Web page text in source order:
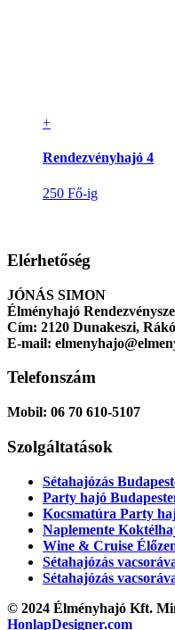
+
Rendezvényhajó 4
250 Fő-ig
Elérhetőség
JÓNÁS SIMON
Élményhajó
Cím: 2120 Dunakeszi,
E-mail:
Telefonszám
Mobil: 06 70 610-5107
Szolgáltatások
Sétahajózás
Party hajó
Kocsmatúra Party
Naplemente
Wine & Cruise
Sétahajózás
Sétahajózás
© 2024 Élményhajó Kft.
HonlapDesigner.com